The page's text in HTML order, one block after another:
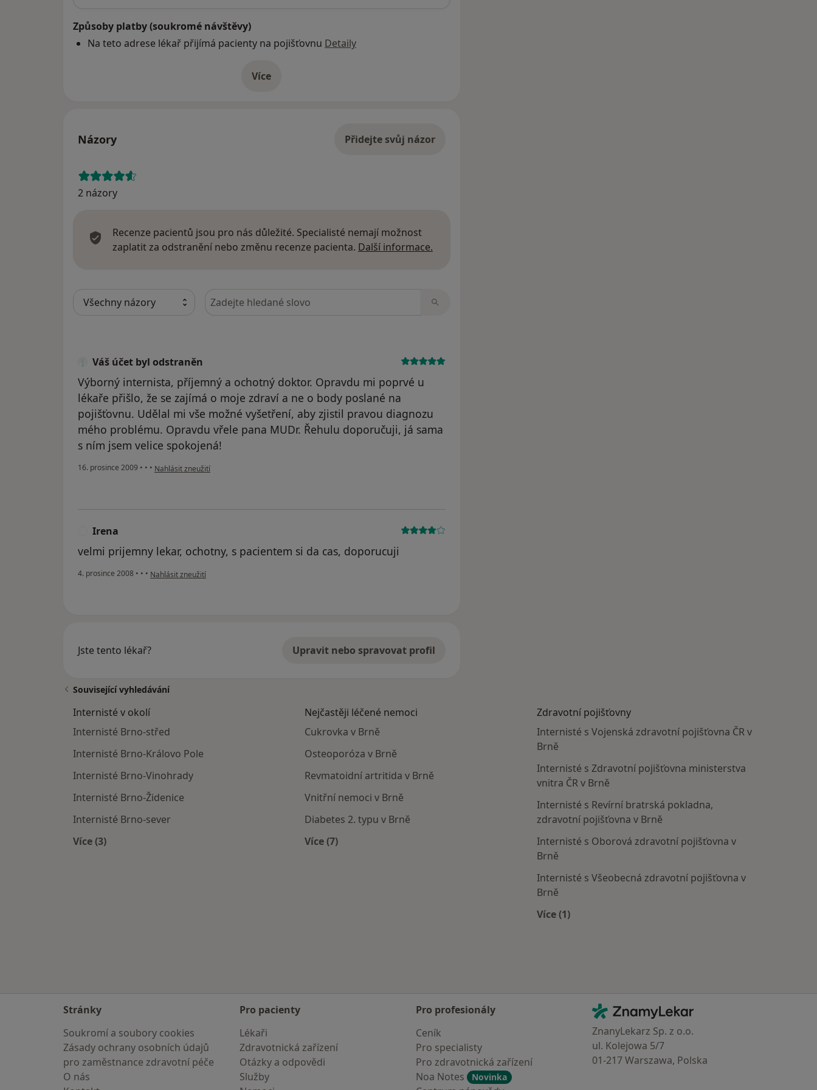
Způsoby platby (soukromé návštěvy)
Na teto adrese lékař přijímá pacienty na pojišťovnu Detaily
Víceo adrese
Názory Přidejte svůj názor
2 názory
Recenze pacientů jsou pro nás důležité. Specialisté nemají možnost
zaplatit za odstranění nebo změnu recenze pacienta. Další informace.
Hledejte v názorech
Váš účet byl odstraněn
Výborný internista, příjemný a ochotný doktor. Opravdu mi poprvé u
lékaře přišlo, že se zajímá o moje zdraví a ne o body poslané na
pojišťovnu. Udělal mi vše možné vyšetření, aby zjistil pravou diagnozu
mého problému. Opravdu vřele pana MUDr. Řehulu doporučuji, já sama
s ním jsem velice spokojená!
16. prosince 2009 • • • podle názoru uživatele Váš účet byl odstraněn
Nahlásit zneužití
Irena
velmi prijemny lekar, ochotny, s pacientem si da cas, doporucuji
4. prosince 2008 • • • podle názoru uživatele Irena
Nahlásit zneužití
Jste tento lékař? Upravit nebo spravovat profil
Související vyhledávání
Internisté v okolí
Internisté Brno-střed
Internisté Brno-Královo Pole
Internisté Brno-Vinohrady
Internisté Brno-Židenice
Internisté Brno-sever
Více (3)
Nejčastěji léčené nemoci
Cukrovka v Brně
Osteoporóza v Brně
Revmatoidní artritida v Brně
Vnitřní nemoci v Brně
Diabetes 2. typu v Brně
Více (7)
Zdravotní pojišťovny
Internisté s Vojenská zdravotní pojišťovna ČR v
Brně
Internisté s Zdravotní pojišťovna ministerstva
vnitra ČR v Brně
Internisté s Revírní bratrská pokladna,
zdravotní pojišťovna v Brně
Internisté s Oborová zdravotní pojišťovna v
Brně
Internisté s Všeobecná zdravotní pojišťovna v
Brně
Více (1)
Stránky
Soukromí a soubory cookies
Zásady ochrany osobních údajů
pro zaměstnance zdravotní péče
O nás
Pro pacienty
Lékaři
Zdravotnická zařízení
Otázky a odpovědi
Služby
Pro profesionály
Ceník
Pro specialisty
Pro zdravotnická zařízení
Noa Notes
Novinka
Kontakt
ZnamyLekar - Hlavní stránka
ZnanyLekarz Sp. z o.o.
ul. Kolejowa 5/7
01-217 Warszawa, Polska